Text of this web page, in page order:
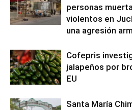
personas
violentos en
una agresión
Cofepris
jalapeños por
EU
Santa María